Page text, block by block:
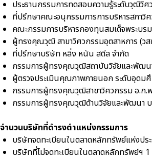
ประธานกรรมการทดสอบความรู้ระดับวุฒิวิศ
ที่ปรึกษาคณะอนุกรรมการการบริหารสภาวิ
คณะกรรมการบริหารกองทุนสมเด็จพระบร
ผู้ทรงคุณวุฒิ สาขาวิศวกรรมอุตสาหการ (ว
ที่ปรึกษาบริษัท หลิ่ง หนัน สตีล จำกัด
กรรมการผู้ทรงคุณวุฒิสถาบันวิจัยและพัฒน
ผู้ตรวจประเมินคุณภาพภายนอก ระดับอุดม
กรรมการผู้ทรงคุณวุฒิสาขาวิศวกรรม อ.ก.
กรรมการผู้ทรงคุณวุฒิด้านวิจัยและพัฒนา
จำนวนบริษัทที่ดำรงตำแหน่งกรรมการ
บริษัทจดทะเบียนในตลาดหลักทรัพย์แห่งปร
บริษัทที่ไม่จดทะเบียนในตลาดหลักทรัพย์ฯ